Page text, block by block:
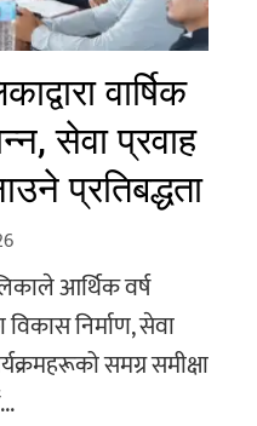
वार्षिक
सेवा प्रवाह
प्रतिबद्धता
आर्थिक वर्ष
निर्माण, सेवा
समग्र समीक्षा